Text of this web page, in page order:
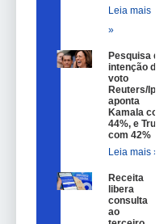
Leia mais
»
Pesquisa de
intenção de
voto
Reuters/Ipsos
aponta
Kamala com
44%, e Trump
com 42%
Leia mais »
Receita
libera
consulta
ao